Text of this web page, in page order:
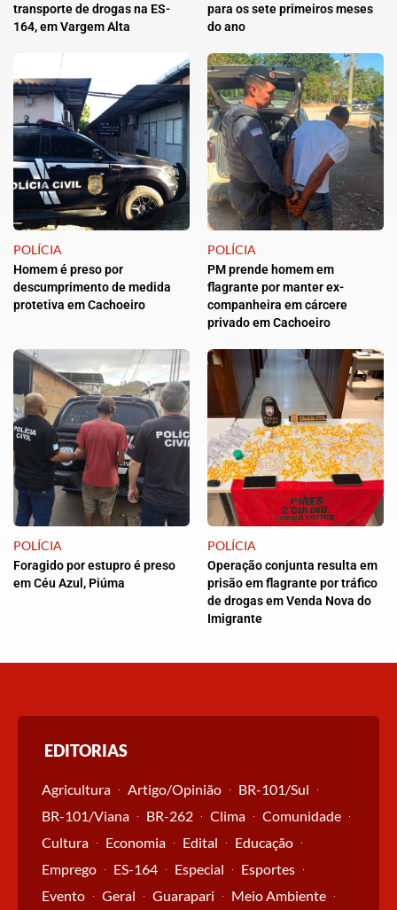
transporte de drogas na ES-
164, em Vargem Alta
para os sete primeiros meses
do ano
POLÍCIA
Homem é preso por
descumprimento de medida
protetiva em Cachoeiro
POLÍCIA
PM prende homem em
flagrante por manter ex-
companheira em cárcere
privado em Cachoeiro
POLÍCIA
Foragido por estupro é preso
em Céu Azul, Piúma
POLÍCIA
Operação conjunta resulta em
prisão em flagrante por tráfico
de drogas em Venda Nova do
Imigrante
EDITORIAS
Agricultura Artigo/Opinião
BR-101/Sul
BR-101/Viana
BR-262 Clima
Comunidade
Cultura
Economia Edital
Educação
Emprego
ES-164 Especial
Esportes
Evento
Geral Guarapari
Meio Ambiente